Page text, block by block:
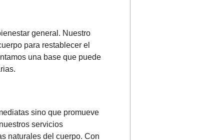
general. Nuestro
para restablecer el
una base que puede
sino que promueve
servicios
naturales del cuerpo. Con